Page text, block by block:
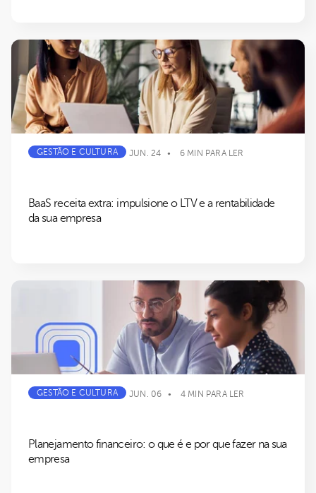
GESTÃO E CULTURA JUN. 24 6 MIN PARA LER
BaaS receita extra: impulsione o LTV e a rentabilidade
da sua empresa
GESTÃO E CULTURA JUN. 06 4 MIN PARA LER
Planejamento financeiro: o que é e por que fazer na sua
empresa